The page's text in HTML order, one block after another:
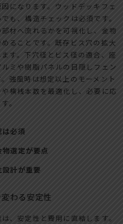
になります。ウッドデッキフェ
も、構造チェックは必須です。
材へ流れるかを可視化し、金物
ることです。既存ビス穴の拡大
す。下穴径とビス径の適合、座
ミや樹脂パネルの目隠しフェン
強風時は想定以上のモーメント
横桟本数を最適化し、必要に応
。
必須
選定が要点
計が重要
わる安定性
、安定性と費用に直結します。